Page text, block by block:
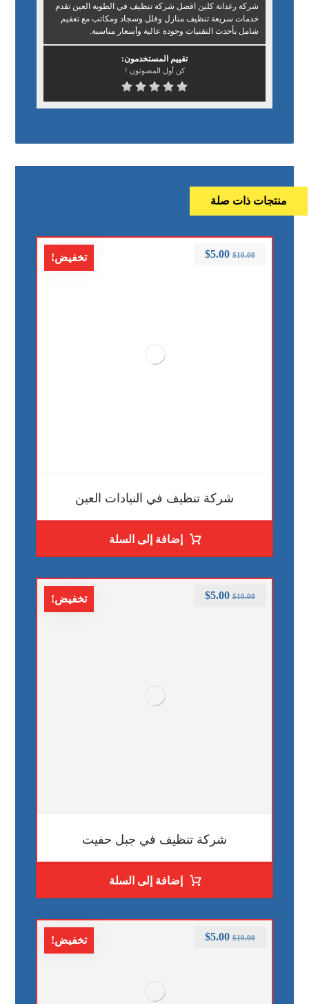
شركة رغدانة كلين افضل شركة تنظيف في الطوية العين تقدم
خدمات سريعة تنظيف منازل وفلل وسجاد ومكاتب مع تعقيم
شامل بأحدث التقنيات وجودة عالية وأسعار مناسبة.
تقييم المستخدمون:
كن أول المصوتون !
منتجات ذات صلة
تخفيض!
شركة تنظيف في النيادات العين
$10.00
$5.00
إضافة إلى السلة
تخفيض!
شركة تنظيف في جبل حفيت
$10.00
$5.00
إضافة إلى السلة
تخفيض! $10.00
$5.00